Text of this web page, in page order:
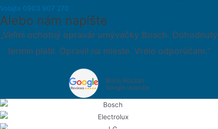
Volajte 0903 907 270
Alebo nám napíšte
„Veľmi ochotný opravár umývačky Bosch. Dohodnutý
termín platil. Opravil na mieste. Vrelo odporúčam.“
Boris Kocian
Google recenzie